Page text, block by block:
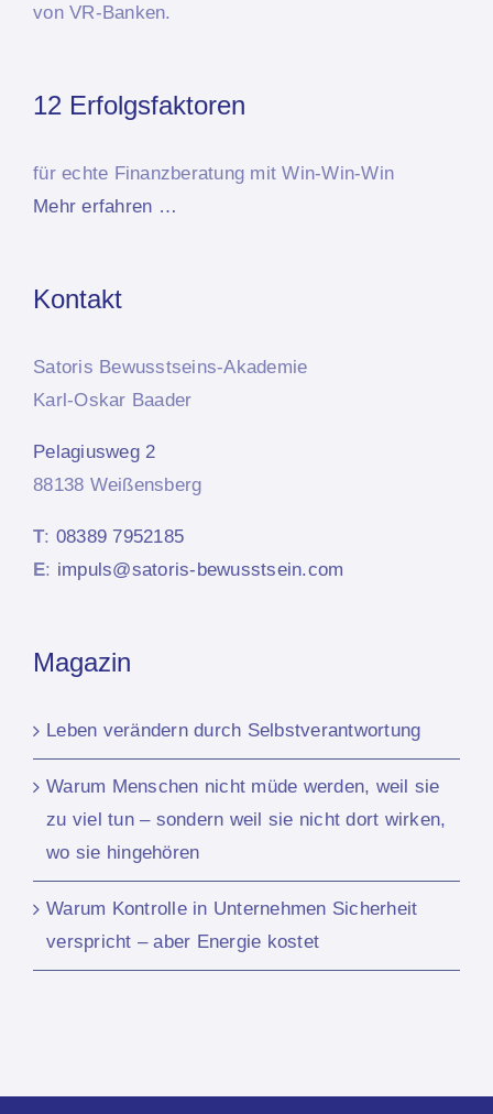
von VR-Banken.
12 Erfolgsfaktoren
für echte Finanzberatung mit Win-Win-Win
Mehr erfahren …
Kontakt
Satoris Bewusstseins-Akademie
Karl-Oskar Baader
Pelagiusweg 2
88138 Weißensberg
T: 08389 7952185
E: impuls@satoris-bewusstsein.com
Magazin
Leben verändern durch Selbstverantwortung
Warum Menschen nicht müde werden, weil sie
zu viel tun – sondern weil sie nicht dort wirken,
wo sie hingehören
Warum Kontrolle in Unternehmen Sicherheit
verspricht – aber Energie kostet